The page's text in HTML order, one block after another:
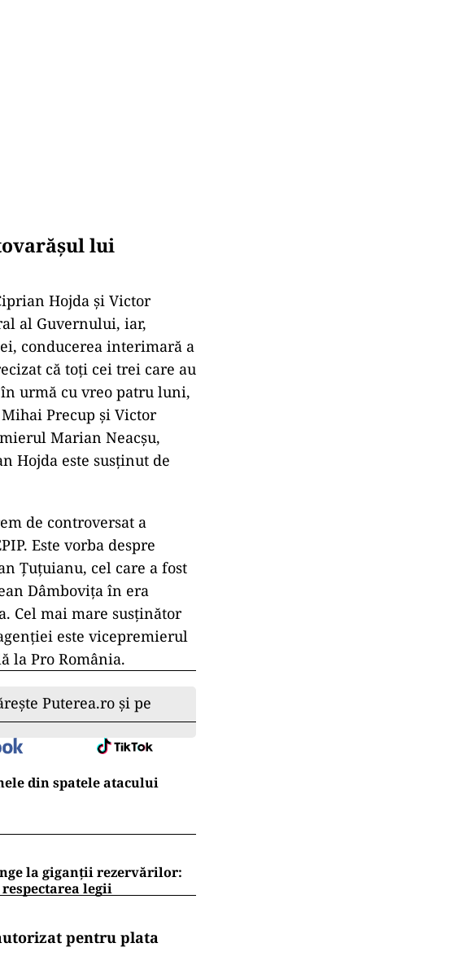
lui
Hojda și Victor
al Guvernului, iar,
conducerea interimară a
că toți cei trei care au
urmă cu vreo patru luni,
Precup și Victor
Marian Neacșu,
Hojda este susținut de
de controversat a
Este vorba despre
Țuțuianu, cel care a fost
Dâmbovița în era
Cel mai mare susținător
este vicepremierul
la Pro România.
Puterea.ro și pe
din spatele atacului
la giganții rezervărilor:
legii
pentru plata